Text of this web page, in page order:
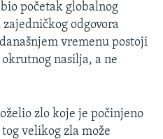
početak globalnog
odgovora
vremenu postoji
nasilja, a ne
zlo koje je počinjeno
velikog zla može